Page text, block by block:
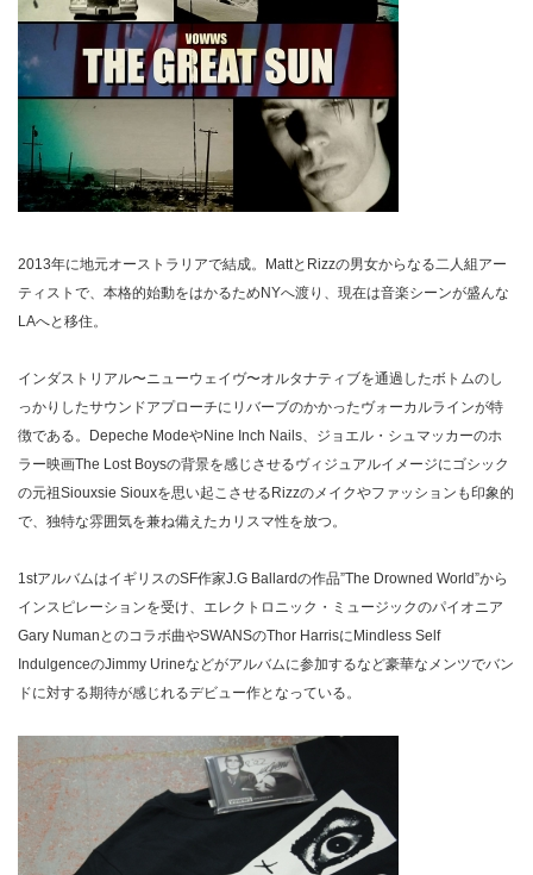
2013年に地元オーストラリアで結成。MattとRizzの男女からなる二人組アー
ティストで、本格的始動をはかるためNYへ渡り、現在は音楽シーンが盛んな
LAへと移住。
インダストリアル〜ニューウェイヴ〜オルタナティブを通過したボトムのし
っかりしたサウンドアプローチにリバーブのかかったヴォーカルラインが特
徴である。Depeche ModeやNine Inch Nails、ジョエル・シュマッカーのホ
ラー映画The Lost Boysの背景を感じさせるヴィジュアルイメージにゴシック
の元祖Siouxsie Siouxを思い起こさせるRizzのメイクやファッションも印象的
で、独特な雰囲気を兼ね備えたカリスマ性を放つ。
1stアルバムはイギリスのSF作家J.G Ballardの作品”The Drowned World”から
インスピレーションを受け、エレクトロニック・ミュージックのパイオニア
Gary Numanとのコラボ曲やSWANSのThor HarrisにMindless Self
IndulgenceのJimmy Urineなどがアルバムに参加するなど豪華なメンツでバン
ドに対する期待が感じれるデビュー作となっている。